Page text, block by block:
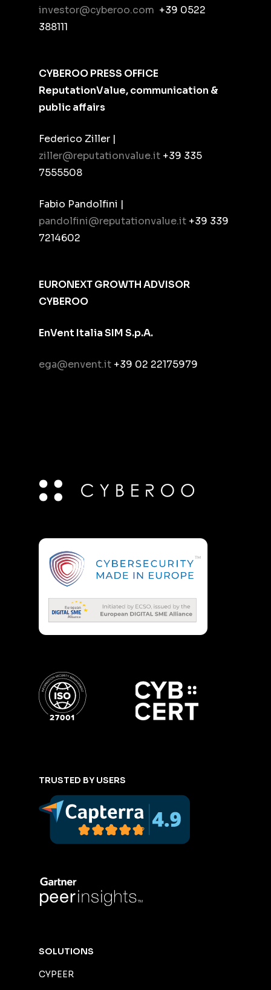
investor@cyberoo.com +39 0522
388111
CYBEROO PRESS OFFICE
ReputationValue, communication &
public affairs
Federico Ziller |
ziller@reputationvalue.it +39 335
7555508
Fabio Pandolfini |
pandolfini@reputationvalue.it +39 339
7214602
EURONEXT GROWTH ADVISOR
CYBEROO
EnVent Italia SIM S.p.A.
ega@envent.it +39 02 22175979
TRUSTED BY USERS
SOLUTIONS
CYPEER